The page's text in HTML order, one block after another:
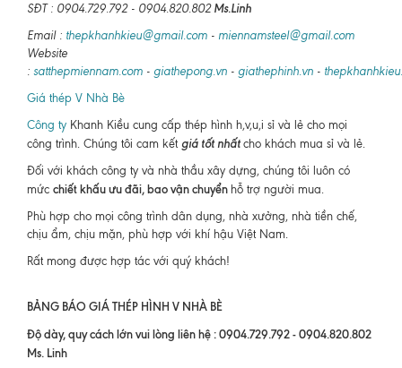
SĐT : 0904.729.792 - 0904.820.802Ms.Linh
Email : thepkhanhkieu@gmail.com - miennamsteel@gmail.com
Website
: satthepmiennam.com - giathepong.vn - giathephinh.vn -
Giá thép V Nhà Bè
Công ty Khanh Kiều cung cấp thép hình h,v,u,i sỉ và lẻ cho mọi
công trình. Chúng tôi cam kết giá tốt nhấtcho khách mua sỉ và lẻ.
Đối với khách công ty và nhà thầu xây dựng, chúng tôi luôn có
mức chiết khấu ưu đãi, bao vận chuyển hỗ trợ người mua.
Phù hợp cho mọi công trình dân dụng, nhà xưởng, nhà tiền chế,
chịu ẩm, chịu mặn, phù hợp với khí hậu Việt Nam.
Rất mong được hợp tác với quý khách!
BẢNG BÁO GIÁ THÉP HÌNH V NHÀ BÈ
Độ dày, quy cách lớn vui lòng liên hệ : 0904.729.792 - 0904.820.802
Ms. Linh